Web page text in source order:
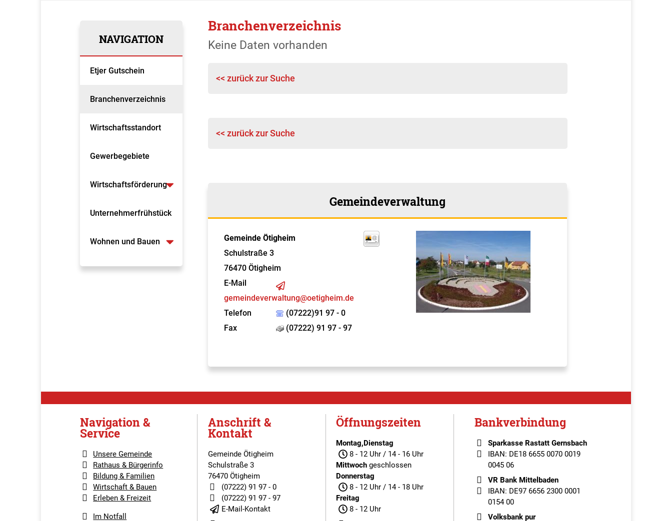
NAVIGATION
Etjer Gutschein
Branchenverzeichnis
Wirtschaftsstandort
Gewerbegebiete
Wirtschaftsförderung
Unternehmerfrühstück
Wohnen und Bauen
Branchenverzeichnis
Keine Daten vorhanden
<< zurück zur Suche
<< zurück zur Suche
Gemeindeverwaltung
Gemeinde Ötigheim
Schulstraße 3
76470 Ötigheim
E-Mail
gemeindeverwaltung@oetigheim.de
Telefon
(07222)91 97 - 0
Fax
(07222) 91 97 - 97
Navigation &
Service
Unsere Gemeinde
Rathaus & Bürgerinfo
Bildung & Familien
Wirtschaft & Bauen
Erleben & Freizeit
Im Notfall
Anschrift &
Kontakt
Gemeinde Ötigheim
Schulstraße 3
76470 Ötigheim
(07222) 91 97 - 0
(07222) 91 97 - 97
E-Mail-Kontakt
Öffnungszeiten
Montag,Dienstag
8 - 12 Uhr / 14 - 16 Uhr
Mittwoch geschlossen
Donnerstag
8 - 12 Uhr / 14 - 18 Uhr
Freitag
8 - 12 Uhr
Bankverbindung
Sparkasse Rastatt Gernsbach
IBAN: DE18 6655 0070 0019
0045 06
VR Bank Mittelbaden
IBAN: DE97 6656 2300 0001
0154 00
Volksbank pur